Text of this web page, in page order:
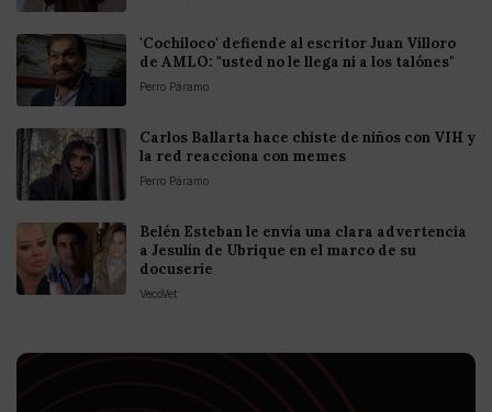
'Cochiloco' defiende al escritor Juan Villoro
de AMLO: "usted no le llega ni a los talónes"
Perro Páramo
Carlos Ballarta hace chiste de niños con VIH y
la red reacciona con memes
Perro Páramo
Belén Esteban le envía una clara advertencia
a Jesulín de Ubrique en el marco de su
docuserie
VecoVet